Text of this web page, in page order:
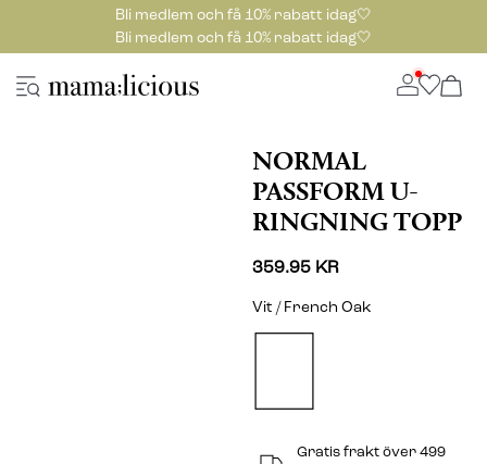
Bli medlem och få 10% rabatt idag🤍
Bli medlem och få 10% rabatt idag🤍
NORMAL
PASSFORM U-
RINGNING TOPP
359.95 KR
Vit / French Oak
Gratis frakt över 499